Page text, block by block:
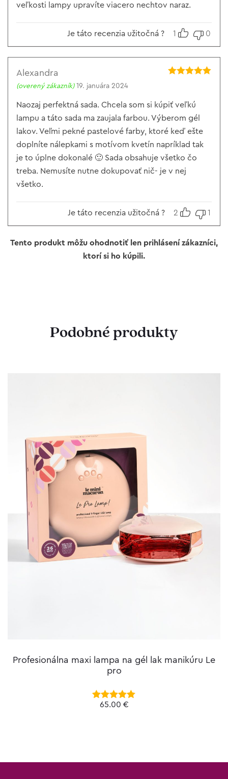
veľkosti lampy upravíte viacero nechtov naraz.
Je táto recenzia užitočná ? 1 0
Alexandra
(overený zákazník) 19. januára 2024
Naozaj perfektná sada. Chcela som si kúpiť veľkú
lampu a táto sada ma zaujala farbou. Výberom gél
lakov. Veľmi pekné pastelové farby, ktoré keď ešte
doplníte nálepkami s motívom kvetín napríklad tak
je to úplne dokonalé 🙂 Sada obsahuje všetko čo
treba. Nemusíte nutne dokupovať nič- je v nej
všetko.
Je táto recenzia užitočná ? 2 1
Tento produkt môžu ohodnotiť len prihlásení zákazníci,
ktorí si ho kúpili.
Podobné produkty
Profesionálna maxi lampa na gél lak manikúru Le
pro
Hodnotenie
65.00 €